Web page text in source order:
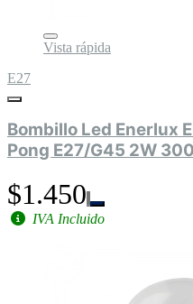
Vista rápida
E27
Bombillo Led Enerlux
Pong E27/G45 2W
$1.450
IVA Incluido